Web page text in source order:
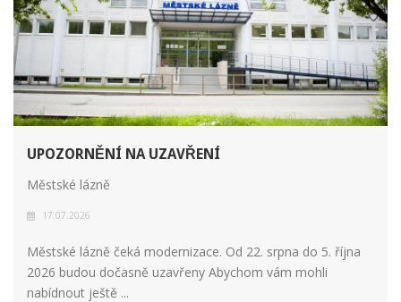
UPOZORNĚNÍ NA UZAVŘENÍ
Městské lázně
17.07.2026
Městské lázně čeká modernizace. Od 22. srpna do 5. října
2026 budou dočasně uzavřeny Abychom vám mohli
nabídnout ještě ...